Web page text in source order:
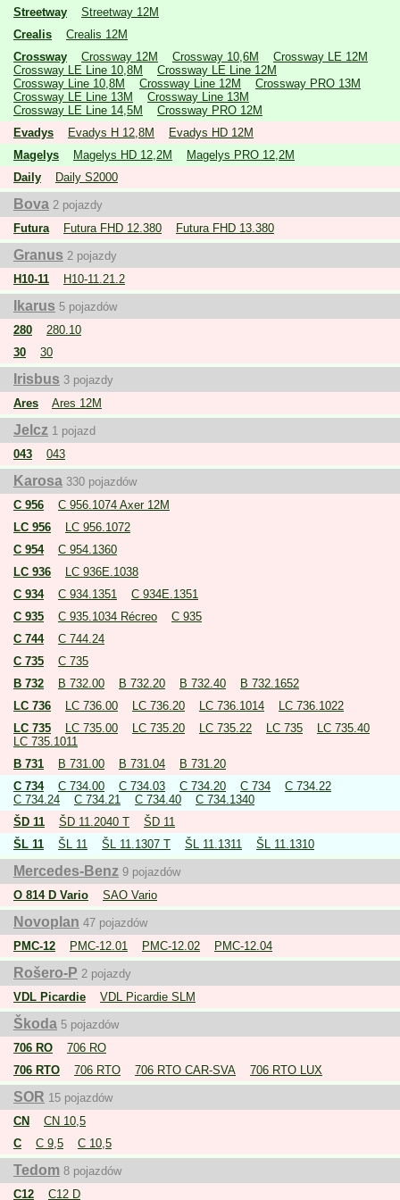
1.7.2004 sa zrušil odštepný závod Revúca a v tomto meste zostala,
podobne ako v Tornali, sídliť len prevádzkareň podriadená OZ Rimavská
Dopravca dnes zabezpečuje výkon prímestskej dopravy v okresoch
Lučenec, Rimavská Sobota, Revúca a Poltár, diaľkové linky a mestskú
dopravu v Lučenci a Rimavskej Sobote.
Streetway
Streetway 12M
Crealis
Crealis 12M
Crossway
Crossway 12M Crossway 10,6M
Crossway LE 12M
Crossway LE Line 10,8M
Crossway LE Line 12M
Crossway Line 10,8M
Crossway Line 12M
Crossway PRO 13M
Crossway LE Line 13M
Crossway Line 13M
Crossway LE Line 14,5M
Crossway PRO 12M
Evadys
Evadys H 12,8M
Evadys HD 12M
Magelys
Magelys HD 12,2M
Magelys PRO 12,2M
Daily
Daily S2000
Bova 2 pojazdy
Futura
Futura FHD 12.380 Futura FHD 13.380
Granus 2 pojazdy
H10-11
H10-11.21.2
Ikarus 5 pojazdów
280
280.10
30
30
Irisbus 3 pojazdy
Ares
Ares 12M
Jelcz 1 pojazd
043
043
Karosa 330 pojazdów
C 956
C 956.1074 Axer 12M
LC 956
LC 956.1072
C 954
C 954.1360
LC 936
LC 936E.1038
C 934
C 934.1351
C 934E.1351
C 935
C 935.1034 Récreo
C 935
C 744
C 744.24
C 735
C 735
B 732
B 732.00 B 732.20 B 732.40
B 732.1652
LC 736
LC 736.00 LC 736.20 LC 736.1014
LC 736.1022
LC 735
LC 735.00 LC 735.20 LC 735.22 LC 735
LC 735.40
LC 735.1011
B 731
B 731.00 B 731.04
B 731.20
C 734
C 734.00 C 734.03 C 734.20 C 734
C 734.22
C 734.24
C 734.21 C 734.40
C 734.1340
ŠD 11
ŠD 11.2040 T
ŠD 11
ŠL 11
ŠL 11 ŠL 11.1307 T ŠL 11.1311 ŠL 11.1310
Mercedes-Benz 9 pojazdów
O 814 D Vario
SAO Vario
Novoplan 47 pojazdów
PMC-12
PMC-12.01 PMC-12.02 PMC-12.04
Rošero-P 2 pojazdy
VDL Picardie
VDL Picardie SLM
Škoda 5 pojazdów
706 RO
706 RO
706 RTO
706 RTO 706 RTO CAR-SVA 706 RTO LUX
SOR 15 pojazdów
CN
CN 10,5
C
C 9,5 C 10,5
Tedom 8 pojazdów
C12
C12 D